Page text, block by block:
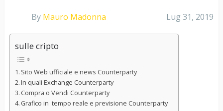
By Mauro Madonna Lug 31, 2019
sulle cripto
Sito Web ufficiale e news Counterparty
In quali Exchange Counterparty
Compra o Vendi Counterparty
Grafico in tempo reale e previsione Counterparty